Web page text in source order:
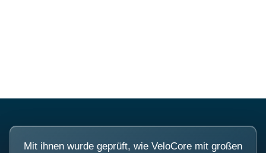
Mit ihnen wurde geprüft, wie VeloCore mit großen